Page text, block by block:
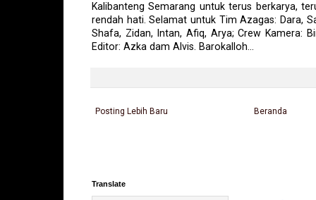
Kalibanteng Semarang untuk terus berkarya,
rendah hati. Selamat untuk Tim Azagas: Dara,
Shafa, Zidan, Intan, Afiq, Arya; Crew Kamera:
Editor: Azka dam Alvis. Barokalloh...
Posting Lebih Baru Beranda
Translate